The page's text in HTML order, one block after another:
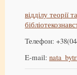
відділу теорії
Телефон:
E-mail: